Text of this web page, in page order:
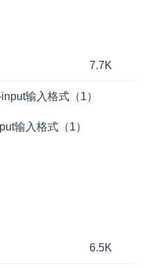
7.7K
输入格式（1）
6.5K